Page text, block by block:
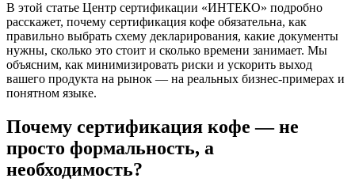
В этой статье Центр сертификации «ИНТЕКО» подробно
расскажет, почему сертификация кофе обязательна, как
правильно выбрать схему декларирования, какие документы
нужны, сколько это стоит и сколько времени занимает. Мы
объясним, как минимизировать риски и ускорить выход
вашего продукта на рынок — на реальных бизнес-примерах и
понятном языке.
Почему сертификация кофе — не
просто формальность, а
необходимость?